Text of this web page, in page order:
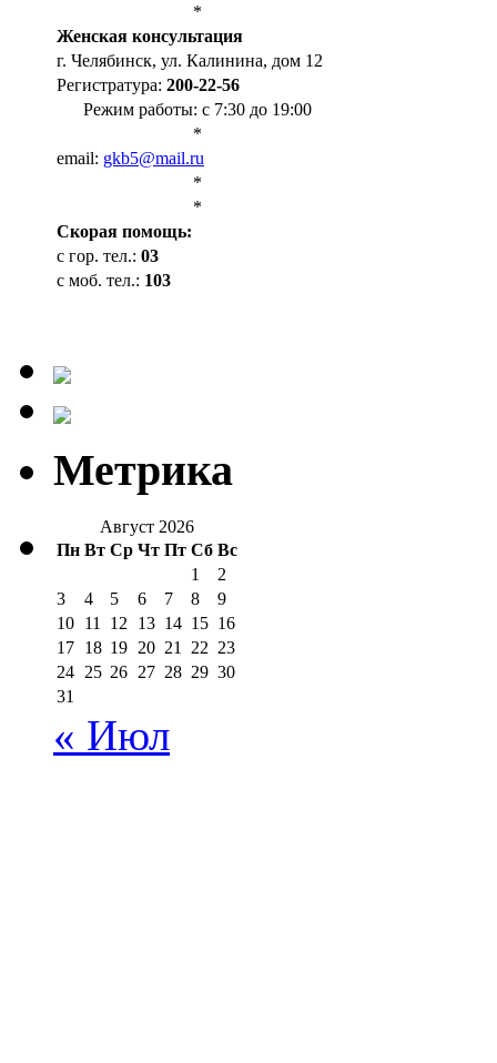
*
Женская консультация
г. Челябинск, ул. Калинина, дом 12
Регистратура: 200-22-56
Режим работы: с 7:30 до 19:00
*
email: gkb5@mail.ru
*
*
Cкорая помощь:
с гор. тел.: 03
с моб. тел.: 103
Метрика
Август 2026
Пн Вт Ср Чт Пт Сб Вс
1
2
3
4 5 6 7 8
9
10 11 12 13 14 15 16
17 18 19 20 21 22 23
24 25 26 27 28 29 30
31
« Июл